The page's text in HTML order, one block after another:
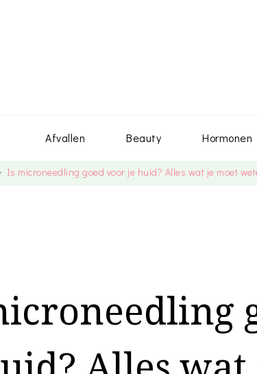
Afvallen Beauty Hormonen
Is microneedling goed voor je huid? Alles wat je moet